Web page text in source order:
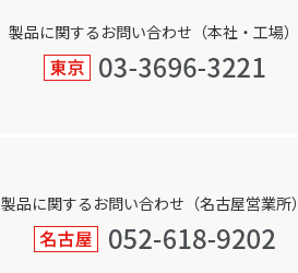
製品に関するお問い合わせ（本社・工場）
製品に関するお問い合わせ（名古屋営業所）